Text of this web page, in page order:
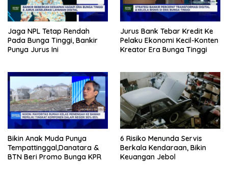
Jaga NPL Tetap Rendah
Pada Bunga Tinggi, Bankir
Punya Jurus Ini
Jurus Bank Tebar Kredit Ke
Pelaku Ekonomi Kecil-Konten
Kreator Era Bunga Tinggi
Bikin Anak Muda Punya
Tempattinggal,Danatara &
BTN Beri Promo Bunga KPR
6 Risiko Menunda Servis
Berkala Kendaraan, Bikin
Keuangan Jebol